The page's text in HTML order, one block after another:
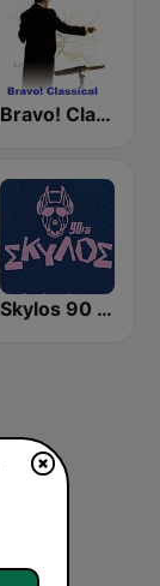
Bravo! Classical Music
Skylos 90 FM